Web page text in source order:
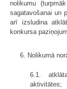
nolikumu
sagatavošanai un
arī izsludina
konkursa
6. Nolikumā
6.1.
aktivitātes;